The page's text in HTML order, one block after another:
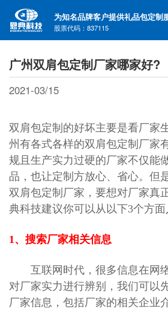
为知名品牌客户提供礼品包定制
股票代码：837115
广州双肩包定制厂家哪家好?
2021-03/15
双肩包定制 的好坏主要是看厂家
州有各式各样的双肩包定制 厂家
规且生产实力过硬的厂家不仅能
品，也让定制方放心、省心。 但
双肩包定制 厂家 ，要想对厂家真
典科技建议你可以从以下3个方面
1、搜索厂家相关信息
互联网时代，很多信息在网络
对厂家实力进行辨别，我们可以
厂家信息，包括厂家的相关企业